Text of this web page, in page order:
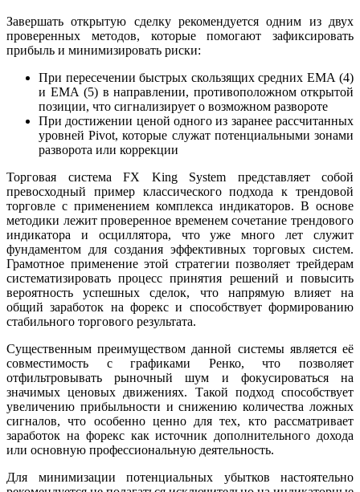
Завершать открытую сделку рекомендуется одним из двух
проверенных методов, которые помогают зафиксировать
прибыль и минимизировать риски:
При пересечении быстрых скользящих средних ЕМА (4)
и ЕМА (5) в направлении, противоположном открытой
позиции, что сигнализирует о возможном развороте
При достижении ценой одного из заранее рассчитанных
уровней Pivot, которые служат потенциальными зонами
разворота или коррекции
Торговая система FX King System представляет собой
превосходный пример классического подхода к трендовой
торговле с применением комплекса индикаторов. В основе
методики лежит проверенное временем сочетание трендового
индикатора и осциллятора, что уже много лет служит
фундаментом для создания эффективных торговых систем.
Грамотное применение этой стратегии позволяет трейдерам
систематизировать процесс принятия решений и повысить
вероятность успешных сделок, что напрямую влияет на
общий заработок на форекс и способствует формированию
стабильного торгового результата.
Существенным преимуществом данной системы является её
совместимость с графиками Ренко, что позволяет
отфильтровывать рыночный шум и фокусироваться на
значимых ценовых движениях. Такой подход способствует
увеличению прибыльности и снижению количества ложных
сигналов, что особенно ценно для тех, кто рассматривает
заработок на форекс как источник дополнительного дохода
или основную профессиональную деятельность.
Для минимизации потенциальных убытков настоятельно